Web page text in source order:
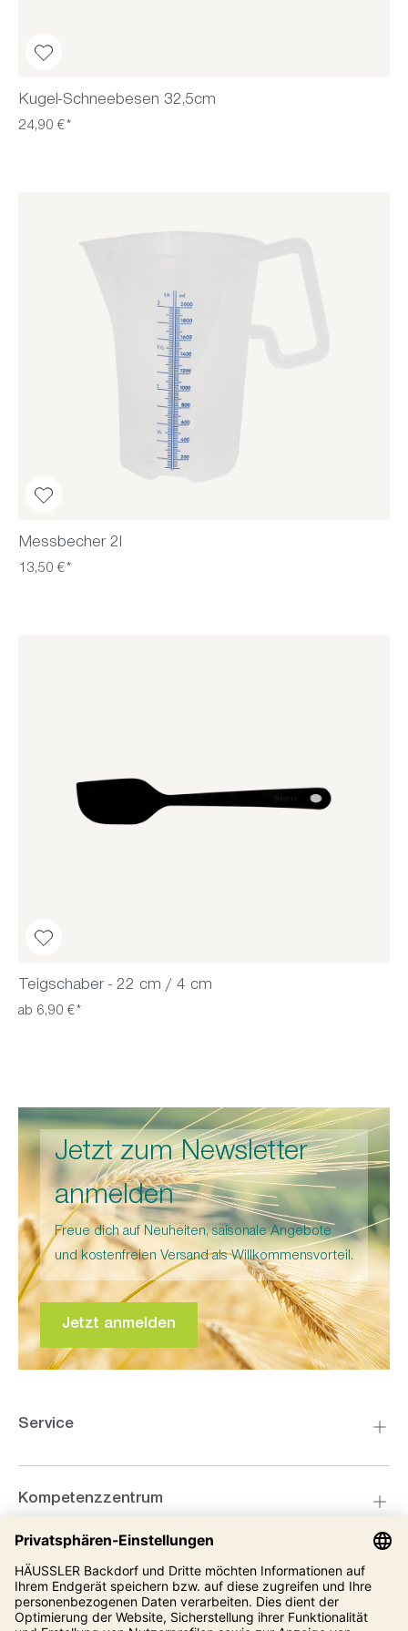
Kugel-Schneebesen 32,5cm
24,90 €*
Messbecher 2l
13,50 €*
Teigschaber - 22 cm / 4 cm
ab 6,90 €*
Jetzt zum Newsletter
anmelden
Freue dich auf Neuheiten, saisonale Angebote
und kostenfreien Versand als Willkommensvorteil.
Jetzt anmelden
Service
Kompetenzzentrum
Informationen